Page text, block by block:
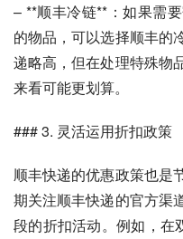
– **顺丰冷链**：如果需
的物品，可以选择顺丰的
递略高，但在处理特殊物
来看可能更划算。
### 3. 灵活运用折扣政策
顺丰快递的优惠政策也是
期关注顺丰快递的官方渠
段的折扣活动。例如，在